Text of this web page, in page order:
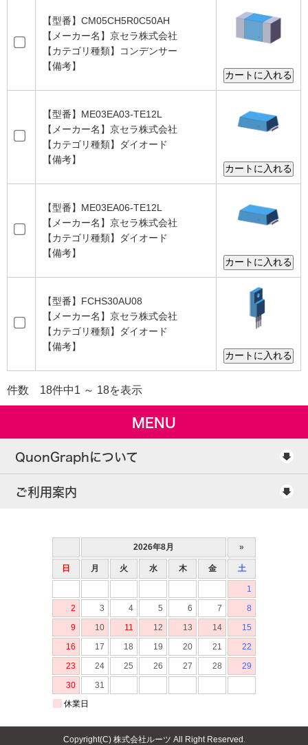
【型番】CM05CH5R0C50AH
【メーカー名】京セラ株式会社
【カテゴリ種類】コンデンサー
【備考】
【型番】ME03EA03-TE12L
【メーカー名】京セラ株式会社
【カテゴリ種類】ダイオード
【備考】
【型番】ME03EA06-TE12L
【メーカー名】京セラ株式会社
【カテゴリ種類】ダイオード
【備考】
【型番】FCHS30AU08
【メーカー名】京セラ株式会社
【カテゴリ種類】ダイオード
【備考】
件数 18件中1 ～ 18を表示
MENU
QuonGraphについて
ご利用案内
Copyright(C) 株式会社ルーツ All Right Reserved.